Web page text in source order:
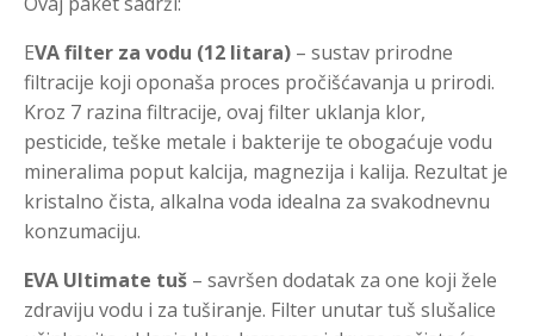
EVA filter za vodu (12 litara) – sustav prirodne
filtracije koji oponaša proces pročišćavanja u prirodi.
Kroz 7 razina filtracije, ovaj filter uklanja klor,
pesticide, teške metale i bakterije te obogaćuje vodu
mineralima poput kalcija, magnezija i kalija. Rezultat je
kristalno čista, alkalna voda idealna za svakodnevnu
konzumaciju.
EVA Ultimate tuš – savršen dodatak za one koji žele
zdraviju vodu i za tuširanje. Filter unutar tuš slušalice